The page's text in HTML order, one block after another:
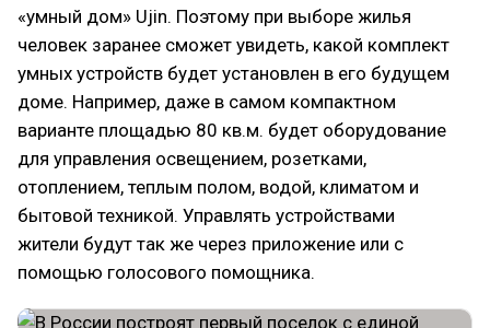
«умный дом» Ujin. Поэтому при выборе жилья
человек заранее сможет увидеть, какой комплект
умных устройств будет установлен в его будущем
доме. Например, даже в самом компактном
варианте площадью 80 кв.м. будет оборудование
для управления освещением, розетками,
отоплением, теплым полом, водой, климатом и
бытовой техникой. Управлять устройствами
жители будут так же через приложение или с
помощью голосового помощника.